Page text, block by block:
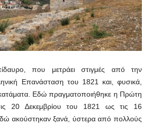
που μετράει στιγμές από την
Επανάσταση του 1821 και, φυσικά,
κατάματα. Εδώ πραγματοποιήθηκε η Πρώτη
20 Δεκεμβρίου του 1821 ως τις 16
ακούστηκαν ξανά, ύστερα από πολλούς